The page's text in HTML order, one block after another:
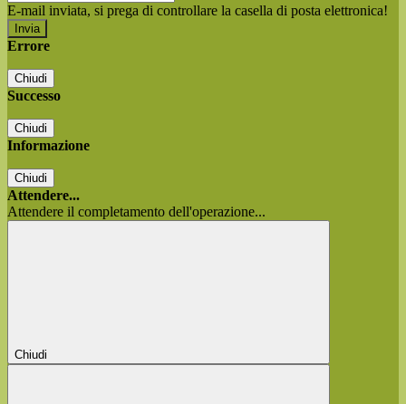
E-mail inviata, si prega di controllare la casella di posta elettronica!
Errore
Chiudi
Successo
Chiudi
Informazione
Chiudi
Attendere...
Attendere il completamento dell'operazione...
Chiudi